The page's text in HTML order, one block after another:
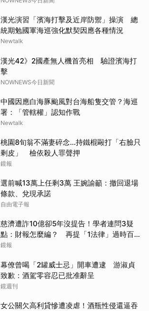
漢光演習「濱海打擊及近岸防禦」操演 總
統期勉國軍海巡強化默契因應各種情況
Newtalk
漢光42》2國產無人機首亮相 驗證濱海打
擊
NOWNEWS今日新聞
中國因應白海豚颱風對台海船隻交管？海巡
署：「管轄權」認知作戰
Newtalk
桃園8旬翁不滿妻碎念…持鐵棍毆打「右臉只
剩皮」 檢依殺人罪聲押
鏡報
選前喊13萬上任剩3萬 王婉諭籲：撤回退場
條款、兌現承諾
自由電子報
慈濟遭詐10億卻5年沒提告！學者連問3疑
點：財報怎麼編？ 再提「1法律」過時百年
管不了
鏡報
幕僚曾喝「2罐威士忌」開車遭逮 游淑貞
致歉：酒駕零容忍已批准辭呈
鏡週刊
女公關欠高利貸慘遭凌虐！酒瓶性侵還逼吞